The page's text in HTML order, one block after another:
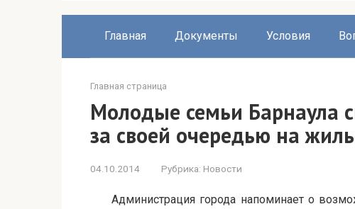
Главная Документы Условия
Главная страница
Молодые семьи Барнаула
за своей очередью на
04.10.2014 Рубрика: Новости
Администрация города напоминает о